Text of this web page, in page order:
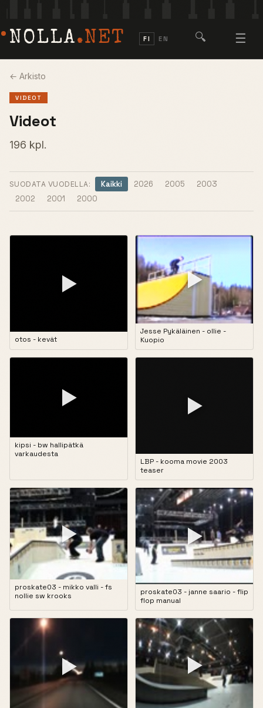
NOLLA.NET FI EN 🔍 ☰
← Arkisto
VIDEOT
Videot
196 kpl.
SUODATA VUODELLA: Kaikki 2026 2005
2003
2002
2001 2000
▶
otos - kevät
▶
Jesse Pykäläinen - ollie -
Kuopio
▶
kipsi - bw hallipätkä
varkaudesta
▶
LBP - kooma movie 2003
teaser
▶
proskate03 - mikko valli - fs
nollie sw krooks
▶
proskate03 - janne saario - flip
flop manual
▶ ▶